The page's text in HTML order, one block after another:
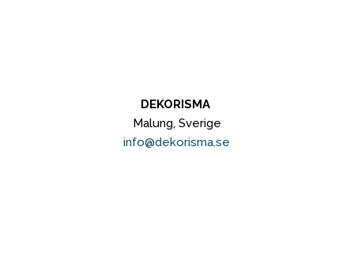
DEKORISMA
Malung, Sverige
info@dekorisma.se